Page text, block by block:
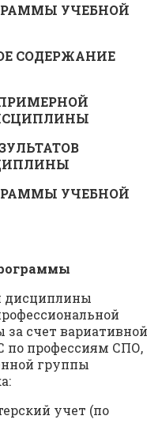
УЧЕБНОЙ
СОДЕРЖАНИЕ
УЧЕБНОЙ
дисциплины
за счет вариативной
по профессиям СПО,
группы
учет (по